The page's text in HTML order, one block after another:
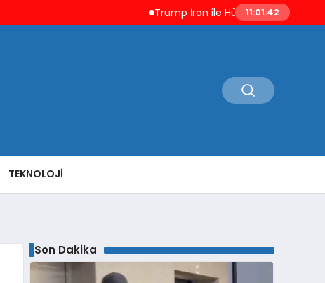
Trump İran ile Hürmüz ve Nükleer
11:01:43
TEKNOLOJI
Son Dakika